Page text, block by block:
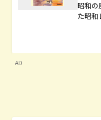
昭和の
た昭和
AD